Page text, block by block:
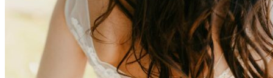
Couronnes de fleurs
Barrettes de mariage
Headbands
Peignes fleuris
Peignes classiques
Peignes longs
Peignes minis
Pics à cheveux
Voiles fleuris